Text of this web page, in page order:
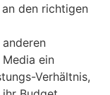
den richtigen
ein
Verhältnis,